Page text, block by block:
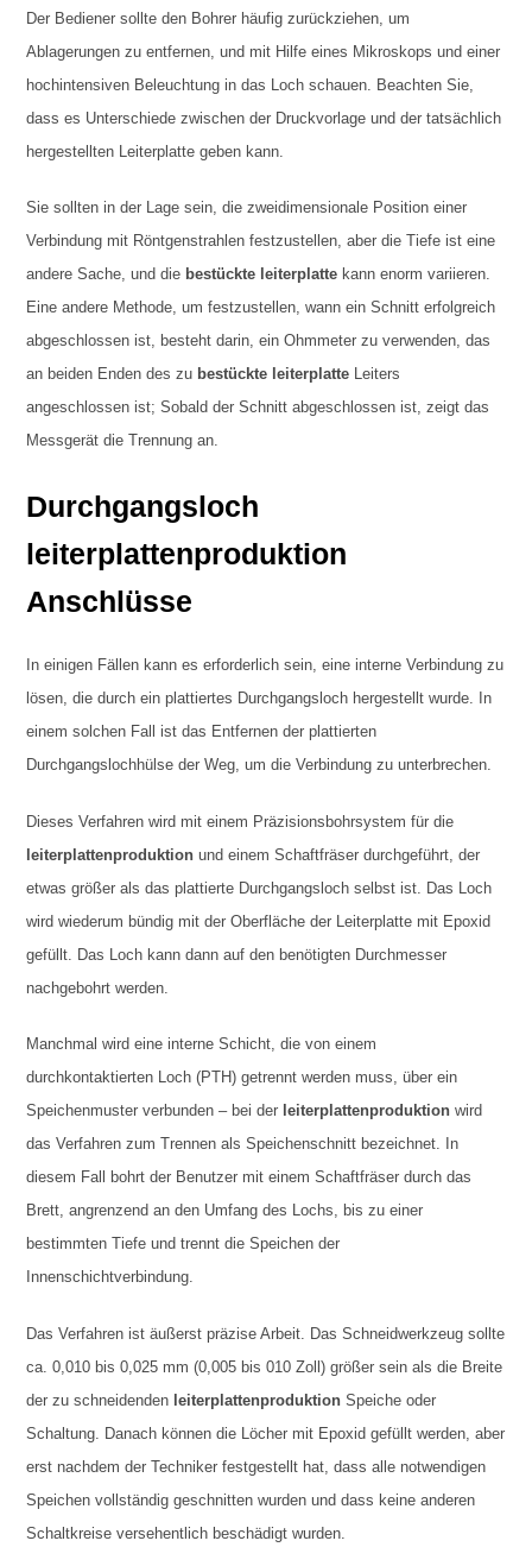
Der Bediener sollte den Bohrer häufig zurückziehen, um
Ablagerungen zu entfernen, und mit Hilfe eines Mikroskops und einer
hochintensiven Beleuchtung in das Loch schauen. Beachten Sie,
dass es Unterschiede zwischen der Druckvorlage und der tatsächlich
hergestellten Leiterplatte geben kann.
Sie sollten in der Lage sein, die zweidimensionale Position einer
Verbindung mit Röntgenstrahlen festzustellen, aber die Tiefe ist eine
andere Sache, und die bestückte leiterplattekann enorm variieren.
Eine andere Methode, um festzustellen, wann ein Schnitt erfolgreich
abgeschlossen ist, besteht darin, ein Ohmmeter zu verwenden, das
an beiden Enden des zu bestückte leiterplatteLeiters
angeschlossen ist; Sobald der Schnitt abgeschlossen ist, zeigt das
Messgerät die Trennung an.
Durchgangsloch
leiterplattenproduktion
Anschlüsse
In einigen Fällen kann es erforderlich sein, eine interne Verbindung zu
lösen, die durch ein plattiertes Durchgangsloch hergestellt wurde. In
einem solchen Fall ist das Entfernen der plattierten
Durchgangslochhülse der Weg, um die Verbindung zu unterbrechen.
Dieses Verfahren wird mit einem Präzisionsbohrsystem für die
leiterplattenproduktionund einem Schaftfräser durchgeführt, der
etwas größer als das plattierte Durchgangsloch selbst ist. Das Loch
wird wiederum bündig mit der Oberfläche der Leiterplatte mit Epoxid
gefüllt. Das Loch kann dann auf den benötigten Durchmesser
nachgebohrt werden.
Manchmal wird eine interne Schicht, die von einem
durchkontaktierten Loch (PTH) getrennt werden muss, über ein
Speichenmuster verbunden – bei der leiterplattenproduktionwird
das Verfahren zum Trennen als Speichenschnitt bezeichnet. In
diesem Fall bohrt der Benutzer mit einem Schaftfräser durch das
Brett, angrenzend an den Umfang des Lochs, bis zu einer
bestimmten Tiefe und trennt die Speichen der
Innenschichtverbindung.
Das Verfahren ist äußerst präzise Arbeit. Das Schneidwerkzeug sollte
ca. 0,010 bis 0,025 mm (0,005 bis 010 Zoll) größer sein als die Breite
der zu schneidenden leiterplattenproduktionSpeiche oder
Schaltung. Danach können die Löcher mit Epoxid gefüllt werden, aber
erst nachdem der Techniker festgestellt hat, dass alle notwendigen
Speichen vollständig geschnitten wurden und dass keine anderen
Schaltkreise versehentlich beschädigt wurden.